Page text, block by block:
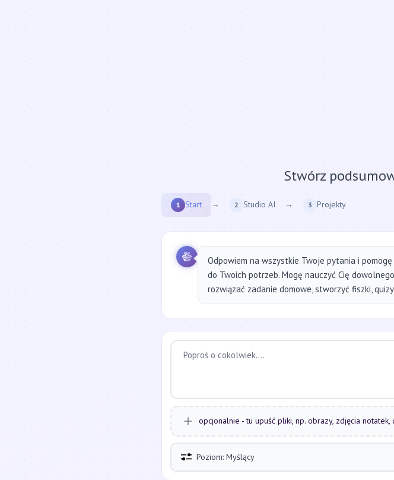
Stwórz
1 Start → 2 Studio AI → 3 Projekty
Odpowiem na wszystkie Twoje pytania i
do Twoich potrzeb. Mogę nauczyć Cię
rozwiązać zadanie domowe, stworzyć fiszki,
opcjonalnie - tu upuść pliki, np. obrazy, zdjęcia notatek,
Poziom: Myślący